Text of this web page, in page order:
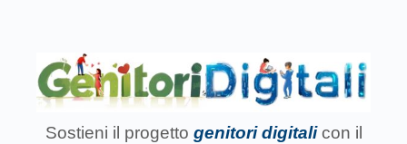
Sostieni il progetto genitori digitali con il